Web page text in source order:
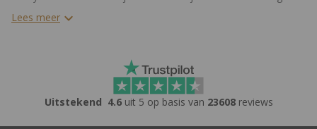
geïntegreerd om zo min mogelijk luchtweerstand te creëren.
Lees meer
Uitstekend 4.6uit 5 op basis van 23608reviews